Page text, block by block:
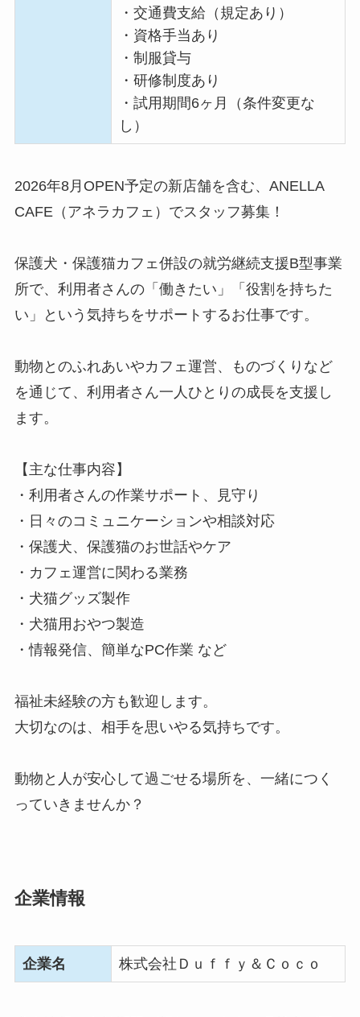
・交通費支給（規定あり）
・資格手当あり
・制服貸与
・研修制度あり
・試用期間6ヶ月（条件変更な
し）
2026年8月OPEN予定の新店舗を含む、ANELLA
CAFE（アネラカフェ）でスタッフ募集！
保護犬・保護猫カフェ併設の就労継続支援B型事業
所で、利用者さんの「働きたい」「役割を持ちた
い」という気持ちをサポートするお仕事です。
動物とのふれあいやカフェ運営、ものづくりなど
を通じて、利用者さん一人ひとりの成長を支援し
ます。
【主な仕事内容】
・利用者さんの作業サポート、見守り
・日々のコミュニケーションや相談対応
・保護犬、保護猫のお世話やケア
・カフェ運営に関わる業務
・犬猫グッズ製作
・犬猫用おやつ製造
・情報発信、簡単なPC作業 など
福祉未経験の方も歓迎します。
大切なのは、相手を思いやる気持ちです。
動物と人が安心して過ごせる場所を、一緒につく
っていきませんか？
企業情報
企業名 株式会社Ｄｕｆｆｙ＆Ｃｏｃｏ